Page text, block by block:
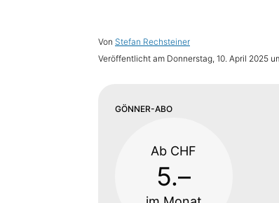
Von Stefan Rechsteiner
Veröffentlicht am Donnerstag, 10. April 2025
GÖNNER-ABO
Ab CHF
5.–